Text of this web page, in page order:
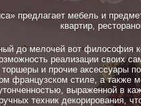
предлагает мебель и
квартир,
мелочей вот философия
реализации своих
и прочие аксессуары
французском стиле, а также
выраженной в
техник декорирования,